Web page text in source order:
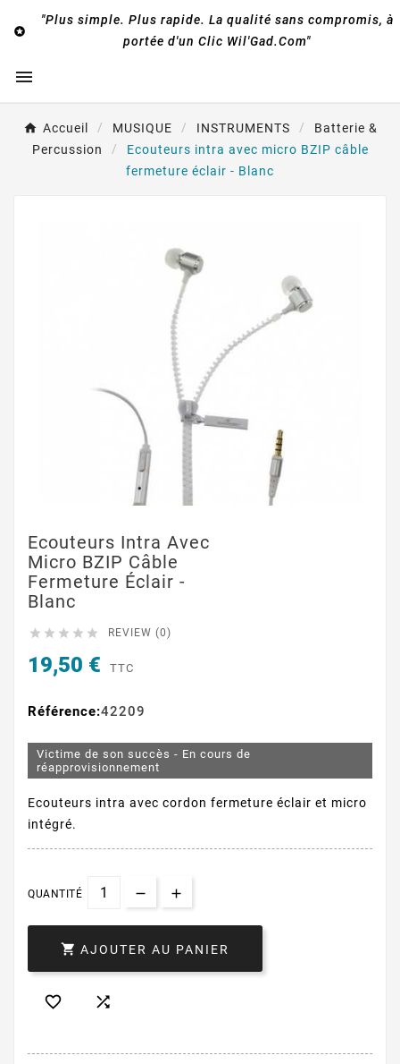

"Plus simple. Plus rapide. La qualité sans compromis, à
portée d'un Clic Wil'Gad.Com"

Accueil MUSIQUE INSTRUMENTS
Batterie &
Percussion
Ecouteurs intra avec micro BZIP câble
fermeture éclair - Blanc
Ecouteurs Intra Avec
Micro BZIP Câble
Fermeture Éclair -
Blanc
     REVIEW (0)
19,50 € TTC
Référence:42209
Victime de son succès - En cours de
réapprovisionnement
Ecouteurs intra avec cordon fermeture éclair et micro
intégré.
QUANTITÉ
 AJOUTER AU PANIER
 